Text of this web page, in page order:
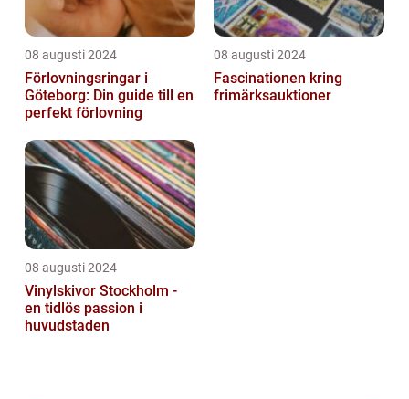
08 augusti 2024
Förlovningsringar i
Göteborg: Din guide till en
perfekt förlovning
08 augusti 2024
Fascinationen kring
frimärksauktioner
08 augusti 2024
Vinylskivor Stockholm -
en tidlös passion i
huvudstaden